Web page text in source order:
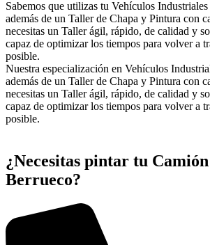
Sabemos que utilizas tu Vehículos
además de un Taller de Chapa y Pintura con
necesitas un Taller ágil, rápido, de calidad y
capaz de optimizar los tiempos para volver a
posible.
Nuestra especialización en Vehículos
además de un Taller de Chapa y Pintura con
necesitas un Taller ágil, rápido, de calidad y
capaz de optimizar los tiempos para volver a
posible.
¿Necesitas pintar tu
Berrueco?